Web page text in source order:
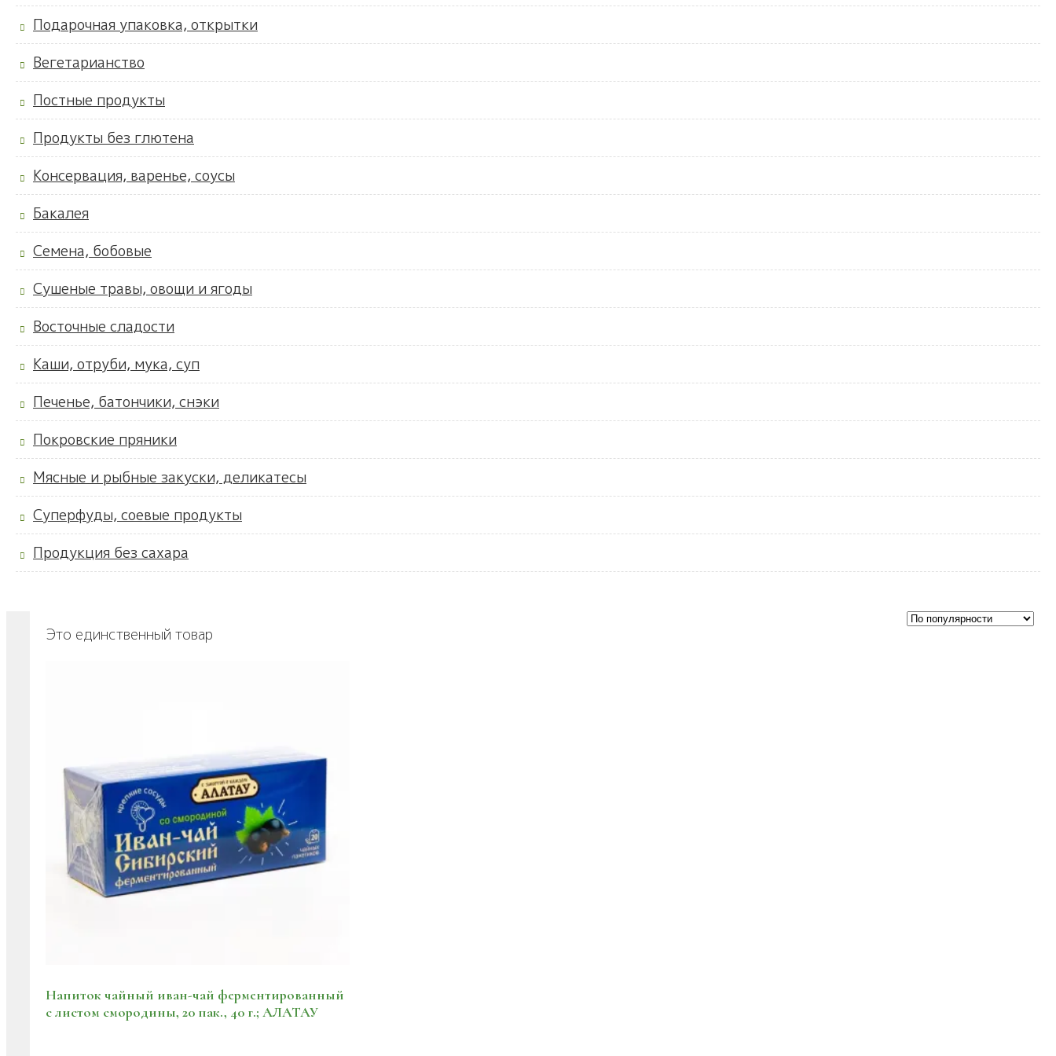
Подарочная упаковка, открытки
Вегетарианство
Постные продукты
Продукты без глютена
Консервация, варенье, соусы
Бакалея
Семена, бобовые
Сушеные травы, овощи и ягоды
Восточные сладости
Каши, отруби, мука, суп
Печенье, батончики, снэки
Покровские пряники
Мясные и рыбные закуски, деликатесы
Суперфуды, соевые продукты
Продукция без сахара
Это единственный товар
Напиток чайный иван-чай ферментированный
с листом смородины, 20 пак., 40 г.; АЛАТАУ